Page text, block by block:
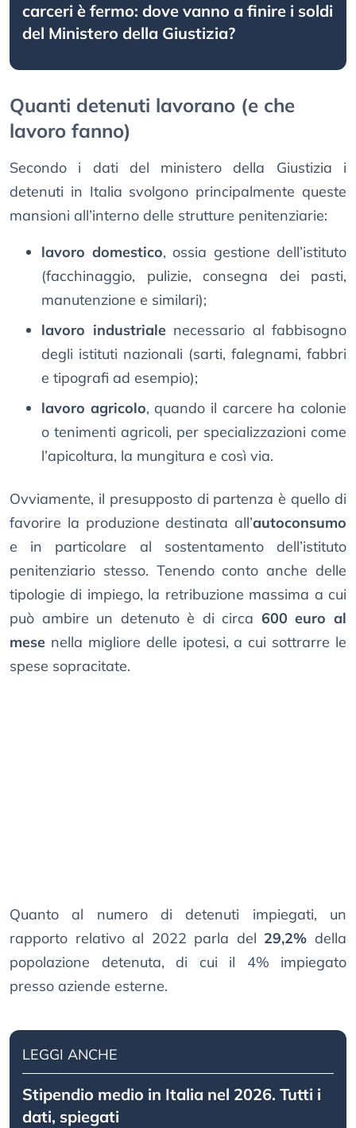
carceri è fermo: dove vanno a finire i soldi
del Ministero della Giustizia?
Quanti detenuti lavorano (e che
lavoro fanno)
Secondo i dati del ministero della Giustizia i
detenuti in Italia svolgono principalmente queste
mansioni all’interno delle strutture penitenziarie:
lavoro domestico, ossia gestione dell’istituto
(facchinaggio, pulizie, consegna dei pasti,
manutenzione e similari);
lavoro industrialenecessario al fabbisogno
degli istituti nazionali (sarti, falegnami, fabbri
e tipografi ad esempio);
lavoro agricolo, quando il carcere ha colonie
o tenimenti agricoli, per specializzazioni come
l’apicoltura, la mungitura e così via.
Ovviamente, il presupposto di partenza è quello di
favorire la produzione destinata all’autoconsumo
e in particolare al sostentamento dell’istituto
penitenziario stesso. Tenendo conto anche delle
tipologie di impiego, la retribuzione massima a cui
può ambire un detenuto è di circa 600 euro al
mese nella migliore delle ipotesi, a cui sottrarre le
spese sopracitate.
Quanto al numero di detenuti impiegati, un
rapporto relativo al 2022 parla del 29,2% della
popolazione detenuta, di cui il 4% impiegato
presso aziende esterne.
LEGGI ANCHE
Stipendio medio in Italia nel 2026. Tutti i
dati, spiegati